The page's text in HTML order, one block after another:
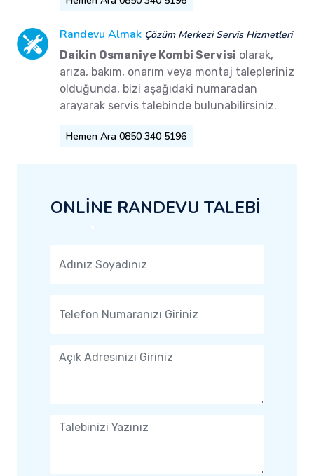
Randevu Almak Çözüm Merkezi Servis Hizmetleri
Daikin Osmaniye Kombi Servisi olarak,
arıza, bakım, onarım veya montaj talepleriniz
olduğunda, bizi aşağıdaki numaradan
arayarak servis talebinde bulunabilirsiniz.
Hemen Ara 0850 340 5196
ONLİNE RANDEVU TALEBİ